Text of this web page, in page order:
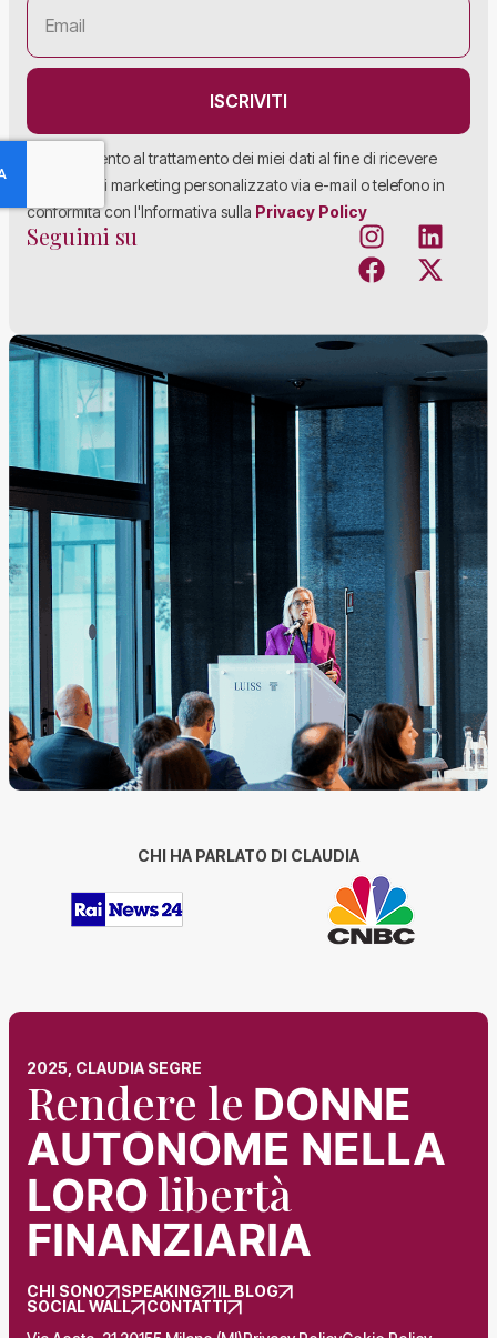
Acconsento al trattamento dei miei dati al fine di ricevere
materiale di marketing personalizzato via e-mail o telefono in
conformità con l'Informativa sulla Privacy Policy
ISCRIVITI
Seguimi su
CHI HA PARLATO DI CLAUDIA
2025, CLAUDIA SEGRE
Rendere le DONNE
AUTONOME NELLA
LORO libertà
FINANZIARIA
CHI SONO SPEAKING
IL BLOG
SOCIAL WALL
CONTATTI